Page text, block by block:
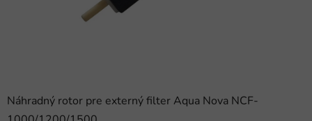
Náhradný rotor pre externý filter Aqua Nova NCF-